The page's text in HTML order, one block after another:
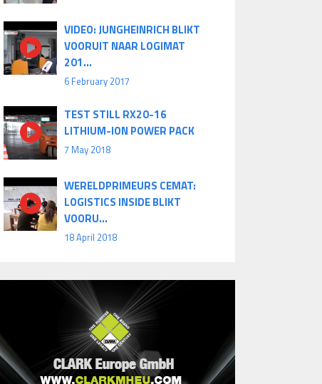
VIDEO: JUNGHEINRICH BLIKT
VOORUIT NAAR LOGIMAT
201...
6 February 2017
TEST STILL RX20-16
LITHIUM-ION POWER PACK
7 May 2018
WERELDPRIMEURS CEMAT:
LOGISTICS INSIDE BLIKT
VOORU...
18 April 2018